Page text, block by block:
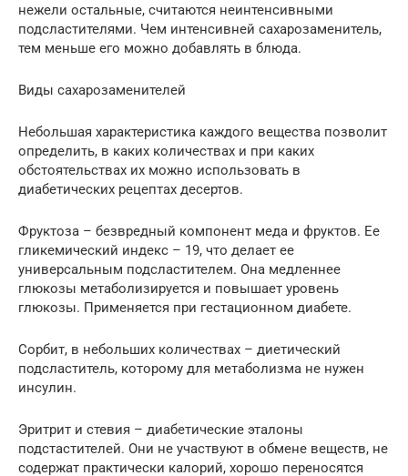
нежели остальные, считаются неинтенсивными
подсластителями. Чем интенсивней сахарозаменитель,
тем меньше его можно добавлять в блюда.
Виды сахарозаменителей
Небольшая характеристика каждого вещества позволит
определить, в каких количествах и при каких
обстоятельствах их можно использовать в
диабетических рецептах десертов.
Фруктоза – безвредный компонент меда и фруктов. Ее
гликемический индекс – 19, что делает ее
универсальным подсластителем. Она медленнее
глюкозы метаболизируется и повышает уровень
глюкозы. Применяется при гестационном диабете.
Сорбит, в небольших количествах – диетический
подсластитель, которому для метаболизма не нужен
инсулин.
Эритрит и стевия – диабетические эталоны
подстастителей. Они не участвуют в обмене веществ, не
содержат практически калорий, хорошо переносятся